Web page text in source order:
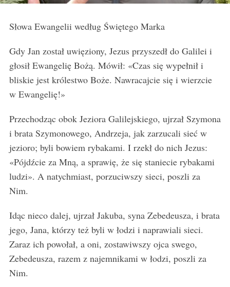
Słowa Ewangelii według Świętego Marka
Gdy Jan został uwięziony, Jezus przyszedł do Galilei i
głosił Ewangelię Bożą. Mówił: «Czas się wypełnił i
bliskie jest królestwo Boże. Nawracajcie się i wierzcie
w Ewangelię!»
Przechodząc obok Jeziora Galilejskiego, ujrzał Szymona
i brata Szymonowego, Andrzeja, jak zarzucali sieć w
jezioro; byli bowiem rybakami. I rzekł do nich Jezus:
«Pójdźcie za Mną, a sprawię, że się staniecie rybakami
ludzi». A natychmiast, porzuciwszy sieci, poszli za
Nim.
Idąc nieco dalej, ujrzał Jakuba, syna Zebedeusza, i brata
jego, Jana, którzy też byli w łodzi i naprawiali sieci.
Zaraz ich powołał, a oni, zostawiwszy ojca swego,
Zebedeusza, razem z najemnikami w łodzi, poszli za
Nim.